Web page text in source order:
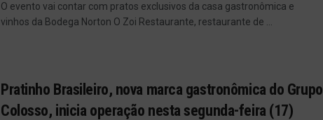
O evento vai contar com pratos exclusivos da casa gastronômica e
vinhos da Bodega Norton O Zoi Restaurante, restaurante de ...
Pratinho Brasileiro, nova marca gastronômica do Grupo
Colosso, inicia operação nesta segunda-feira (17)